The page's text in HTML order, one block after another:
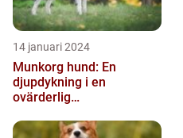
14 januari 2024
Munkorg hund: En
djupdykning i en
ovärderlig